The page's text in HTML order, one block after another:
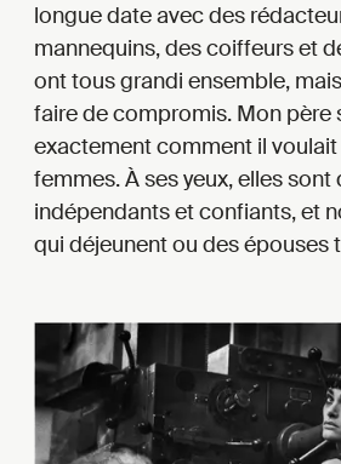
longue date avec des
mannequins, des coiffeurs et
ont tous grandi ensemble,
faire de compromis. Mon père
exactement comment il
femmes. À ses yeux, elles
indépendants et confiants, et
qui déjeunent ou des épouses